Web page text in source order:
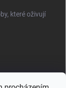
které oživují